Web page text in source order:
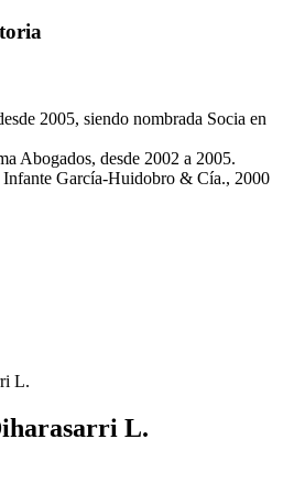
2005, siendo nombrada Socia en
Abogados, desde 2002 a 2005.
García-Huidobro & Cía., 2000
L.